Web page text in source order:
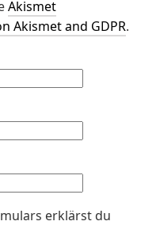
Akismet
Akismet and GDPR.
erklärst du